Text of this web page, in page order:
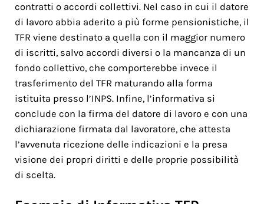
contratti o accordi collettivi. Nel caso in cui il datore
di lavoro abbia aderito a più forme pensionistiche, il
TFR viene destinato a quella con il maggior numero
di iscritti, salvo accordi diversi o la mancanza di un
fondo collettivo, che comporterebbe invece il
trasferimento del TFR maturando alla forma
istituita presso l’INPS. Infine, l’informativa si
conclude con la firma del datore di lavoro e con una
dichiarazione firmata dal lavoratore, che attesta
l’avvenuta ricezione delle indicazioni e la presa
visione dei propri diritti e delle proprie possibilità
di scelta.